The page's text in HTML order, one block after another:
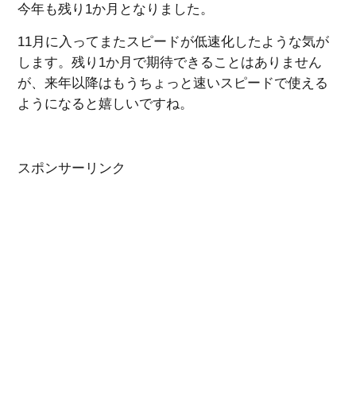
今年も残り1か月となりました。
11月に入ってまたスピードが低速化したような気が
します。残り1か月で期待できることはありません
が、来年以降はもうちょっと速いスピードで使える
ようになると嬉しいですね。
スポンサーリンク